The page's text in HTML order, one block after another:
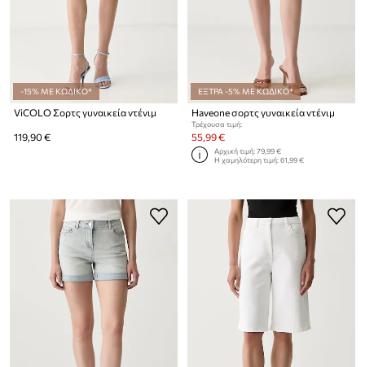
-15% ΜΕ ΚΩΔΙΚΟ*
ViCOLO Σορτς γυναικεία ντένιμ
119,90 €
ΕΞΤΡΑ -5% ΜΕ ΚΩΔΙΚΟ*
Haveone σορτς γυναικεία ντένιμ
Τρέχουσα τιμή:
55,99 €
Αρχική τιμή:79,99 €
Η χαμηλότερη τιμή:61,99 €